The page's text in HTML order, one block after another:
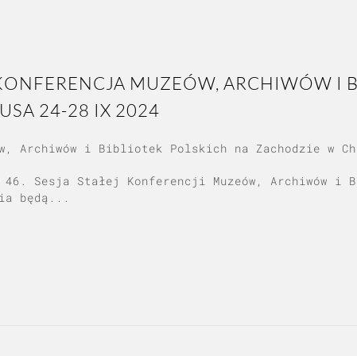
MUZEÓW, ARCHIWÓW I
24-28 IX 2024
Archiwów i Bibliotek Polskich na Zachodzie w
46. Sesja Stałej Konferencji Muzeów, Archiwów
będą...